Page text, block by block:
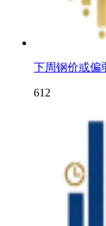
下周钢价或偏
612